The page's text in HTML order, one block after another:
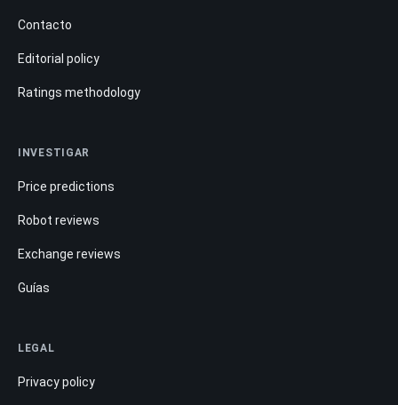
Contacto
Editorial policy
Ratings methodology
INVESTIGAR
Price predictions
Robot reviews
Exchange reviews
Guías
LEGAL
Privacy policy